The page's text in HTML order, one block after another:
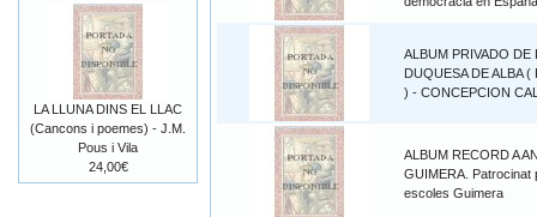
ALBUM PRIVADO DE
DUQUESA DE ALBA (
) - CONCEPCION
ALBUM RECORD A
GUIMERA. Patrocinat
escoles Guimera
LA LLUNA DINS EL LLAC
(Cancons i poemes) - J.M.
Pous i Vila
24,00€